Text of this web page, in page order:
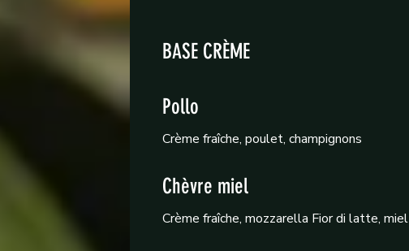
BASE CRÈME
Pollo
Crème fraîche, poulet, champignons
Chèvre miel
Crème fraîche, mozzarella Fior di latte, miel